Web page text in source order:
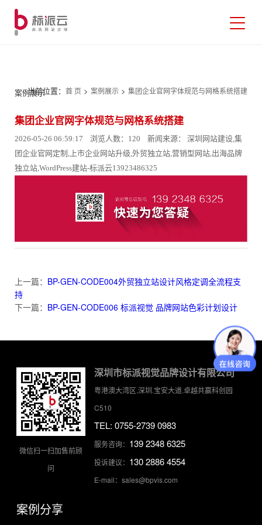
案例展示
当前位置： 首 页 > 案例展示 > 集团企业官网字体规范与网格系统搭建
集团企业官网字体规范与网格系统搭建
2026-05-26 06:59:17 浏览人数：120 新闻来源： 深圳网站建设,集
团企业官网定制,上市企业网站升级,外贸独立站,营销型网站,出海品牌
独立站,WordPress建站-标派云13923486325
上一篇： BP-GEN-CODE004外贸独立站设计风格定调全流程支
持
下一篇： BP-GEN-CODE006 标派视觉 品牌网站色彩计划设计
微信扫一扫加售前顾
问
深圳市标派视觉品牌设计有限公司
粤港澳大湾区.深圳.宝安大道.卓越共赢科创园
C510
TEL: 0755-2739 0983
服务咨询： 139 2348 6325
投诉建议： 130 2886 4554
E-mail：sales@bpvis.com
案例分享